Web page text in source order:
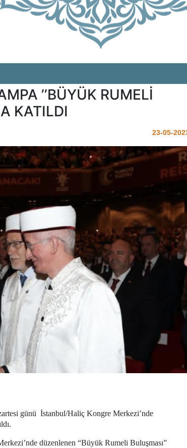
’’BÜYÜK RUMELİ
KATILDI
23-05-
günü İstanbul/Haliç Kongre Merkezi’nde
düzenlenen “Büyük Rumeli Buluşması”